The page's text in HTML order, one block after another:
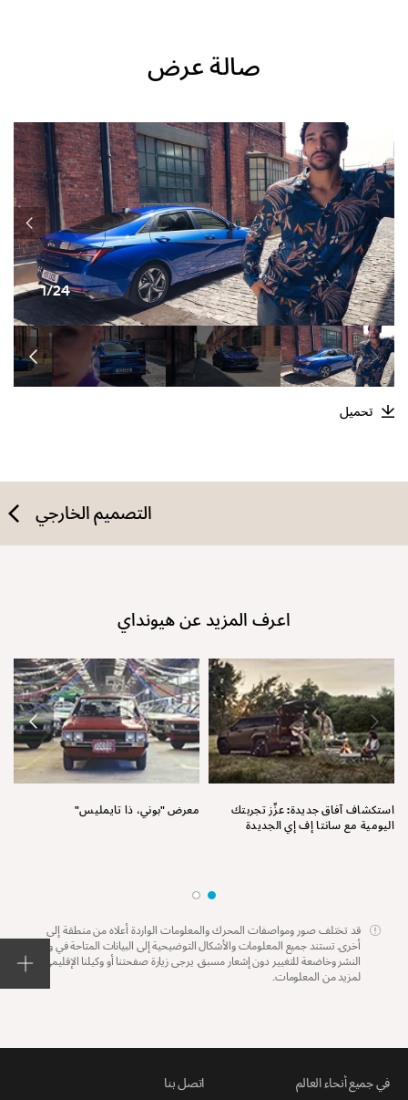
صالة عرض
1/24
تحميل
التصميم الخارجي
اعرف المزيد عن هيونداي
استكشاف آفاق جديدة: عزِّز تجربتك
اليومية مع سانتا إف إي الجديدة
معرض "بوني، ذا تايمليس"
قد تختلف صور ومواصفات المحرك والمعلومات الواردة أعلاه من منطقة إلى
أخرى. تستند جميع المعلومات والأشكال التوضيحية إلى البيانات المتاحة في وقت
النشر وخاضعة للتغيير دون إشعار مسبق. يرجى زيارة صفحتنا أو وكيلنا الإقليمي
لمزيد من المعلومات.
في جميع أنحاء العالم
اتصل بنا